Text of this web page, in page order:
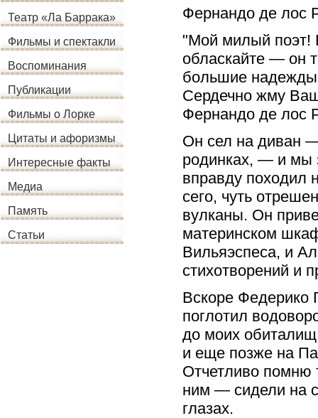
Театр «Ла Баррака»
Фильмы и спектакли
Воспоминания
Публикации
Фильмы о Лорке
Цитаты и афоризмы
Интересные факты
Медиа
Память
Статьи
Фернандо де лос
"Мой милый поэт!
обласкайте — он
большие
Сердечно жму
Фернандо де лос
Он сел на диван
родинках, — и мы
вправду походил
сего, чуть
вулканы. Он
материнском
Вильяэспеса, и
стихотворений и
Вскоре Федерико
поглотил
до моих
и еще позже на
Отчетливо помню
ним — сидели на
глазах.